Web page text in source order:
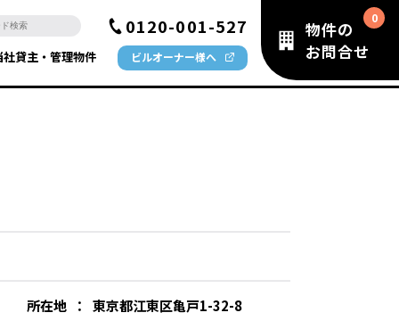
0120-001-527
社貸主・管理物件 ビルオーナー様へ
物件の
お問合せ
所在地 ：
東京都江東区亀戸1-32-8